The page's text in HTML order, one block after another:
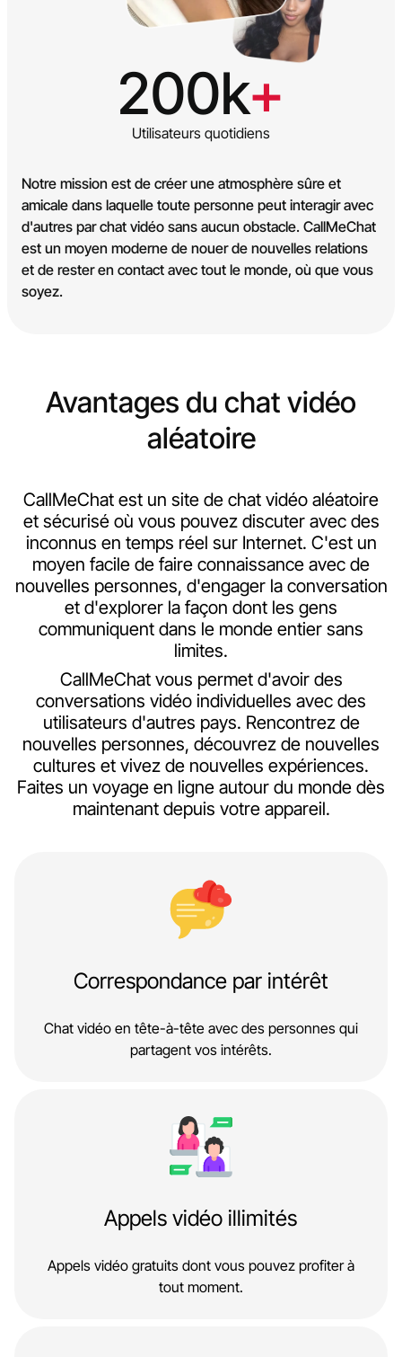
200k+
Utilisateurs quotidiens
Notre mission est de créer une atmosphère sûre et
amicale dans laquelle toute personne peut interagir avec
d'autres par chat vidéo sans aucun obstacle. CallMeChat
est un moyen moderne de nouer de nouvelles relations
et de rester en contact avec tout le monde, où que vous
soyez.
Avantages du chat vidéo
aléatoire
CallMeChat est un site de chat vidéo aléatoire
et sécurisé où vous pouvez discuter avec des
inconnus en temps réel sur Internet. C'est un
moyen facile de faire connaissance avec de
nouvelles personnes, d'engager la conversation
et d'explorer la façon dont les gens
communiquent dans le monde entier sans
limites.
CallMeChat vous permet d'avoir des
conversations vidéo individuelles avec des
utilisateurs d'autres pays. Rencontrez de
nouvelles personnes, découvrez de nouvelles
cultures et vivez de nouvelles expériences.
Faites un voyage en ligne autour du monde dès
maintenant depuis votre appareil.
Correspondance par intérêt
Chat vidéo en tête-à-tête avec des personnes qui
partagent vos intérêts.
Appels vidéo illimités
Appels vidéo gratuits dont vous pouvez profiter à
tout moment.